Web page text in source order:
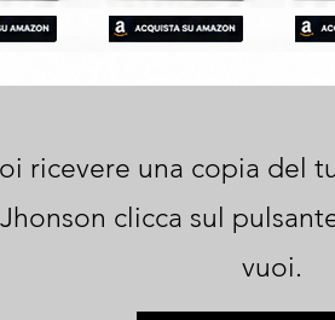
ricevere una copia del
clicca sul
vuoi.